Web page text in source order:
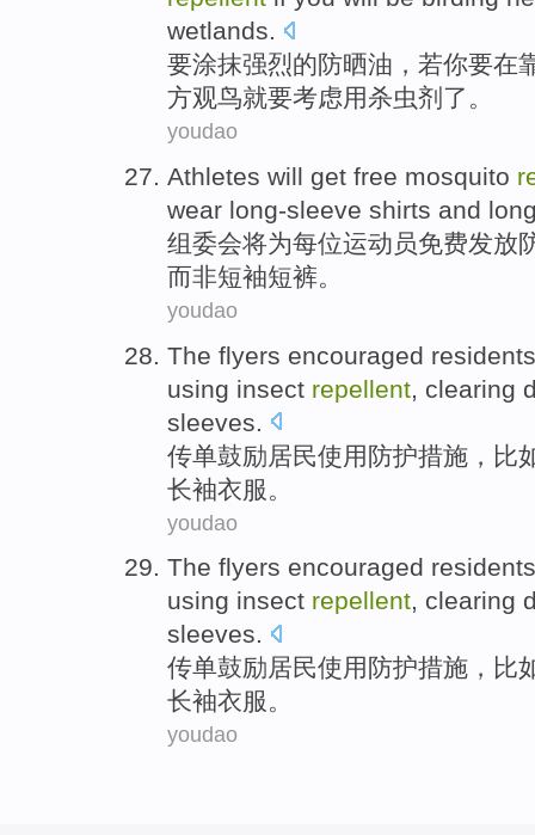
wetlands.
要涂抹强烈的防晒油 ， 若你要在
方观鸟就要考虑用杀虫剂 了。
youdao
Athletes will get free mosquito
wear long-sleeve shirts and
组委会将为每位运动员免费发放
而非短袖短裤。
youdao
The flyers encouraged residents
using insect repellent clearing
sleeves
传单鼓励居民使用防护措施， 比
长袖衣服。
youdao
The flyers encouraged residents
using insect repellent, clearing
sleeves.
传单鼓励居民使用 防护措施， 比
长袖衣服。
youdao